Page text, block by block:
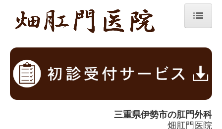
医師紹介
三重県伊勢市の肛門外科
畑肛門医院